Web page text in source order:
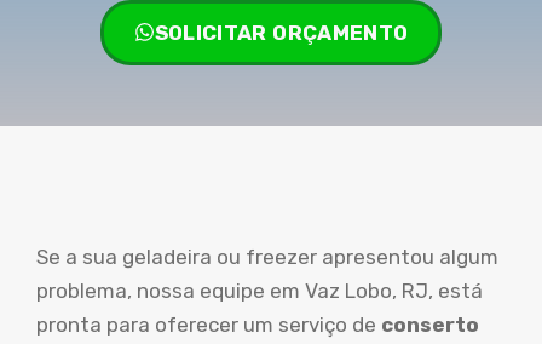
SOLICITAR ORÇAMENTO
Se a sua geladeira ou freezer apresentou algum
problema, nossa equipe em Vaz Lobo, RJ, está
pronta para oferecer um serviço de conserto